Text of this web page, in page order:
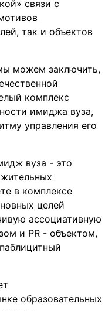
связи с
так и объектов
можем заключить,
комплекс
имиджа вуза,
управления его
вуза - это
в комплексе
целей
ассоциативную
и PR - объектом,
образовательных